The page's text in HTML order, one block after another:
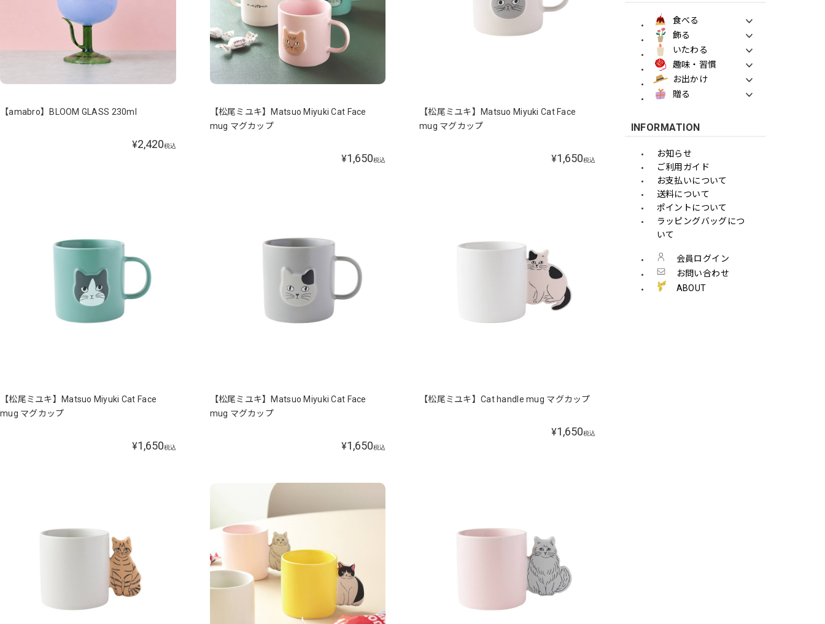
【amabro】BLOOM GLASS 230ml
¥2,420税込
【松尾ミユキ】Matsuo Miyuki Cat Face
mug マグカップ
¥1,650税込
【松尾ミユキ】Matsuo Miyuki Cat Face
mug マグカップ
¥1,650税込
【松尾ミユキ】Matsuo Miyuki Cat Face
mug マグカップ
¥1,650税込
【松尾ミユキ】Matsuo Miyuki Cat Face
mug マグカップ
¥1,650税込
【松尾ミユキ】Cat handle mug マグカップ
¥1,650税込
食べる
飾る
いたわる
趣味・習慣
お出かけ
贈る
INFORMATION
お知らせ
ご利用ガイド
お支払いについて
送料について
ポイントについて
ラッピングバッグにつ
いて
会員ログイン
お問い合わせ
ABOUT